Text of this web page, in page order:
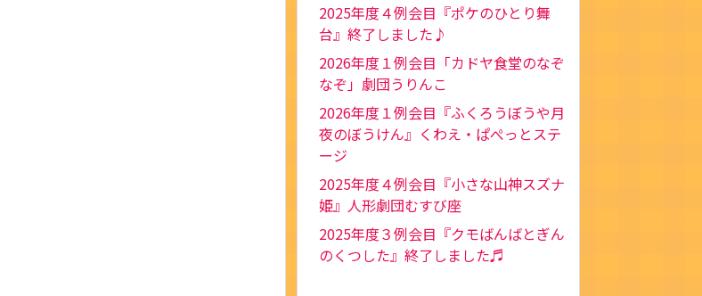
2025年度４例会目『ポケのひとり舞
台』終了しました♪
2026年度１例会目「カドヤ食堂のなぞ
なぞ」劇団うりんこ
2026年度１例会目『ふくろうぼうや月
夜のぼうけん』くわえ・ぱぺっとステ
ージ
2025年度４例会目『小さな山神スズナ
姫』人形劇団むすび座
2025年度３例会目『クモばんばとぎん
のくつした』終了しました♬